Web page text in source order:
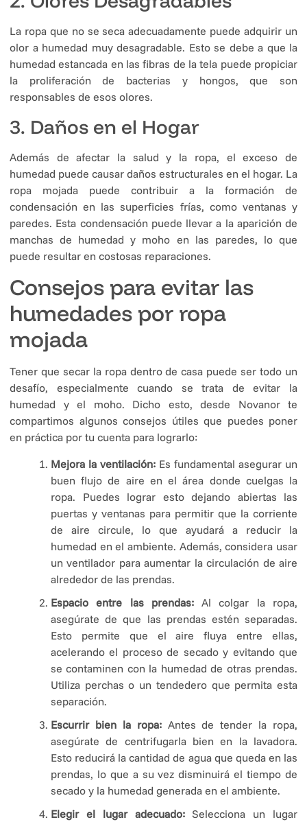
La ropa que no se seca adecuadamente puede adquirir un
olor a humedad muy desagradable. Esto se debe a que la
humedad estancada en las fibras de la tela puede propiciar
la proliferación de bacterias y hongos, que son
responsables de esos olores.
3. Daños en el Hogar
Además de afectar la salud y la ropa, el exceso de
humedad puede causar daños estructurales en el hogar. La
ropa mojada puede contribuir a la formación de
condensación en las superficies frías, como ventanas y
paredes. Esta condensación puede llevar a la aparición de
manchas de humedad y moho en las paredes, lo que
puede resultar en costosas reparaciones.
Consejos para evitar las
humedades por ropa
mojada
Tener que secar la ropa dentro de casa puede ser todo un
desafío, especialmente cuando se trata de evitar la
humedad y el moho. Dicho esto, desde Novanor te
compartimos algunos consejos útiles que puedes poner
en práctica por tu cuenta para lograrlo:
Mejora la ventilación: Es fundamental asegurar un
buen flujo de aire en el área donde cuelgas la
ropa. Puedes lograr esto dejando abiertas las
puertas y ventanas para permitir que la corriente
de aire circule, lo que ayudará a reducir la
humedad en el ambiente. Además, considera usar
un ventilador para aumentar la circulación de aire
alrededor de las prendas.
Espacio entre las prendas:Al colgar la ropa,
asegúrate de que las prendas estén separadas.
Esto permite que el aire fluya entre ellas,
acelerando el proceso de secado y evitando que
se contaminen con la humedad de otras prendas.
Utiliza perchas o un tendedero que permita esta
separación.
Escurrir bien la ropa: Antes de tender la ropa,
asegúrate de centrifugarla bien en la lavadora.
Esto reducirá la cantidad de agua que queda en las
prendas, lo que a su vez disminuirá el tiempo de
secado y la humedad generada en el ambiente.
Elegir el lugar adecuado:Selecciona un lugar